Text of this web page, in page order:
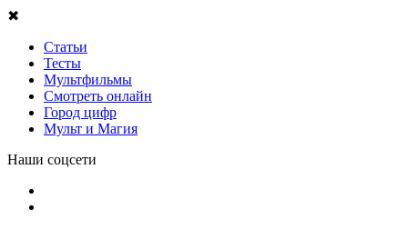
✖
Статьи
Тесты
Мультфильмы
Смотреть онлайн
Город цифр
Мульт и Магия
Наши соцсети